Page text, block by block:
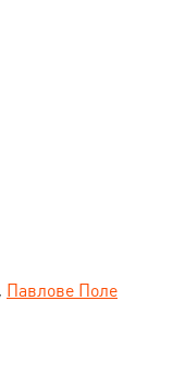
, Павлове Поле